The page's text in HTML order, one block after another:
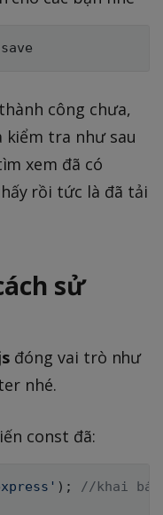
công chưa,
kiểm tra như sau
xem đã có
rồi tức là đã tải
sử
đóng vai trò như
nhé.
const đã:
) ;
//khai báo